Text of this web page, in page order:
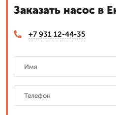
Заказать насос в
+7 931 12-44-35